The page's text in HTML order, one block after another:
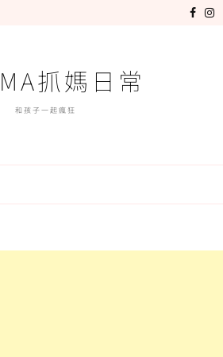
抓媽日常
和孩子一起瘋狂